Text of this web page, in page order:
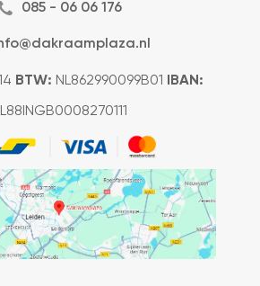
085 - 06 06 176
BTW: NL862990099B01 IBAN: